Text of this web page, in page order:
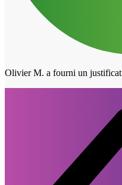
Olivier M. a fourni un